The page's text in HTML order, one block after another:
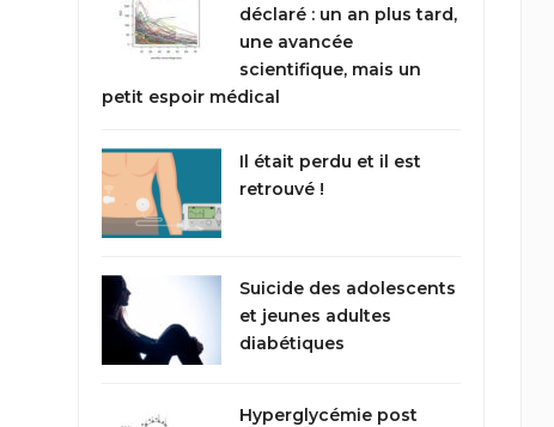
déclaré : un an plus tard,
une avancée
scientifique, mais un
petit espoir médical
Il était perdu et il est
retrouvé !
Suicide des adolescents
et jeunes adultes
diabétiques
Hyperglycémie post